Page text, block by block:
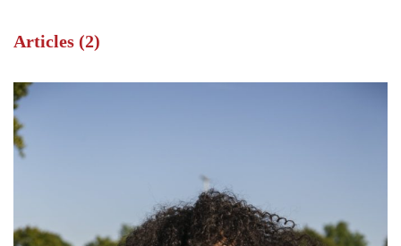
Articles (2)